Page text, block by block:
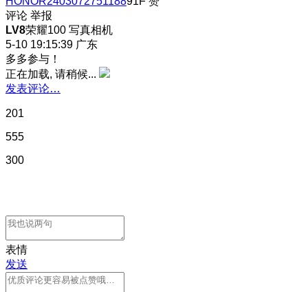
评论 举报
LV8荣耀100 写真相机
5-10 19:15:39 广东
多多参与！
正在加载, 请稍候...
发表评论…
201
555
300
表情
发送